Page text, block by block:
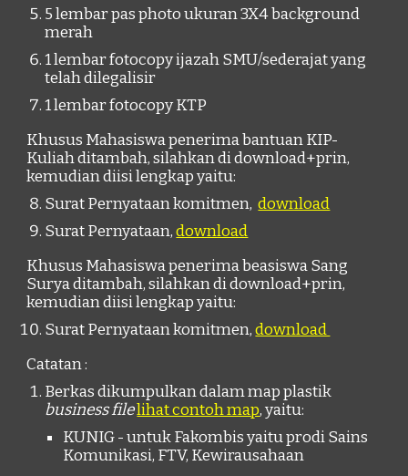
5 lembar pas photo ukuran 3X4 background
merah
1 lembar fotocopy ijazah SMU/sederajat yang
telah dilegalisir
1 lembar fotocopy KTP
Khusus Mahasiswa penerima bantuan KIP-
Kuliah ditambah,silahkan di download+prin,
kemudian diisi lengkap yaitu:
Surat Pernyataan komitmen,download
Surat Pernyataan,download
Khusus Mahasiswa penerimabeasiswa Sang
Suryaditambah, silahkan di download+prin,
kemudian diisi lengkap yaitu:
Surat Pernyataan komitmen,download
Catatan :
Berkas dikumpulkan dalam map plastik
business filelihat contoh map, yaitu:
KUNIG - untuk Fakombis yaitu prodi Sains
Komunikasi, FTV, Kewirausahaan